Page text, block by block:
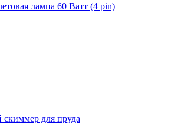
лампа 60 Ватт (4 pin)
скиммер для пруда